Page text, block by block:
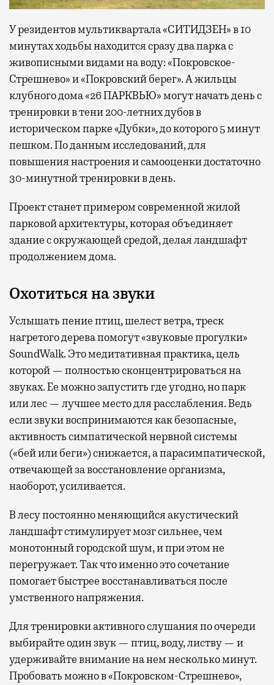
У резидентов мультиквартала «СИТИДЗЕН» в 10
минутах ходьбы находится сразу два парка с
живописными видами на воду: «Покровское-
Стрешнево» и «Покровский берег». А жильцы
клубного дома «26 ПАРКВЬЮ» могут начать день с
тренировки в тени 200-летних дубов в
историческом парке «Дубки», до которого 5 минут
пешком. По данным исследований, для
повышения настроения и самооценки достаточно
30-минутной тренировки в день.
Проект станет примером современной жилой
парковой архитектуры, которая объединяет
здание с окружающей средой, делая ландшафт
продолжением дома.
Охотиться на звуки
Услышать пение птиц, шелест ветра, треск
нагретого дерева помогут «звуковые прогулки»
SoundWalk. Это медитативная практика, цель
которой — полностью сконцентрироваться на
звуках. Ее можно запустить где угодно, но парк
или лес — лучшее место для расслабления. Ведь
если звуки воспринимаются как безопасные,
активность симпатической нервной системы
(«бей или беги») снижается, а парасимпатической,
отвечающей за восстановление организма,
наоборот, усиливается.
В лесу постоянно меняющийся акустический
ландшафт стимулирует мозг сильнее, чем
монотонный городской шум, и при этом не
перегружает. Так что именно это сочетание
помогает быстрее восстанавливаться после
умственного напряжения.
Для тренировки активного слушания по очереди
выбирайте один звук — птиц, воду, листву — и
удерживайте внимание на нем несколько минут.
Пробовать можно в «Покровском-Стрешнево»,